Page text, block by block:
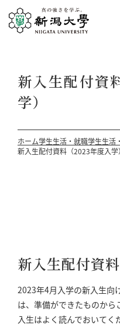
新入生配付資
学）
ホーム学生生活・就職学生生活
新入生配付資料（2023年度入学）
新入生配付資
2023年4月入学の新入生向
は、準備ができたものか
入生はよく読んでおいてく